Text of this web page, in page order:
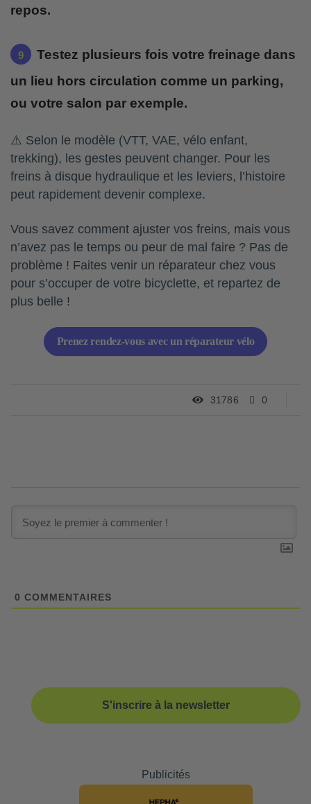
repos.
Testez plusieurs fois votre freinage dans
un lieu hors circulation comme un parking,
ou votre salon par exemple.
⚠️ Selon le modèle (VTT, VAE, vélo enfant,
trekking), les gestes peuvent changer. Pour les
freins à disque hydraulique et les leviers, l’histoire
peut rapidement devenir complexe.
Vous savez comment ajuster vos freins, mais vous
n’avez pas le temps ou peur de mal faire ? Pas de
problème ! Faites venir un réparateur chez vous
pour s’occuper de votre bicyclette, et repartez de
plus belle !
Prenez rendez-vous avec un réparateur vélo
31786 0
0 COMMENTAIRES
S'inscrire à la newsletter
Publicités